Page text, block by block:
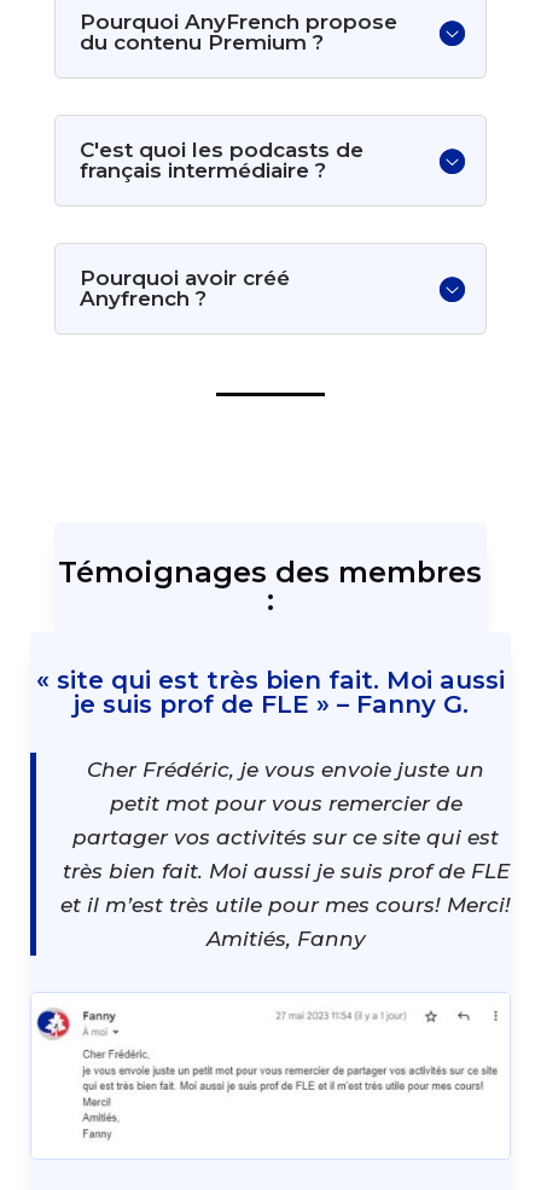
Pourquoi AnyFrench propose
du contenu Premium ?
C'est quoi les podcasts de
français intermédiaire ?
Pourquoi avoir créé
Anyfrench ?
Témoignages des membres
:
« site qui est très bien fait. Moi aussi
je suis prof de FLE » – Fanny G.
Cher Frédéric, je vous envoie juste un
petit mot pour vous remercier de
partager vos activités sur ce site qui est
très bien fait. Moi aussi je suis prof de FLE
et il m’est très utile pour mes cours! Merci!
Amitiés, Fanny